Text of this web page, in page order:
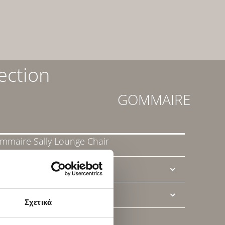
Σχετικά
GOMMAIRE
Sally Lounge Chair